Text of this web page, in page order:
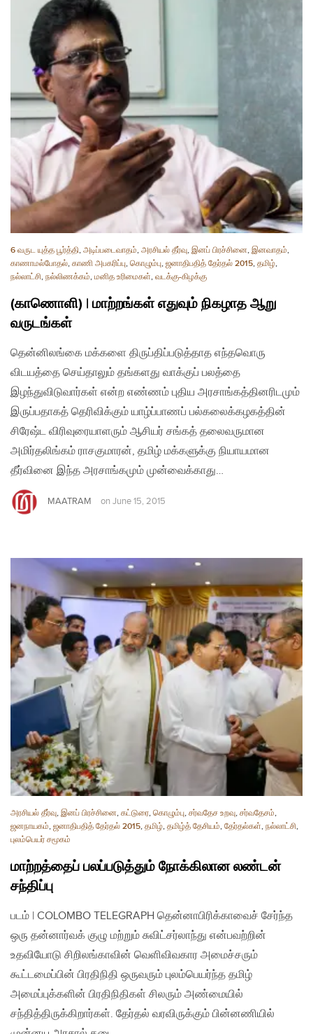
6 வருட யுத்த பூர்த்தி, அடிப்படைவாதம், அரசியல் தீர்வு, இனப் பிரச்சினை, இனவாதம்,
காணாமல்போதல், காணி அபகரிப்பு, கொழும்பு, ஜனாதிபதித் தேர்தல் 2015, தமிழ்,
நல்லாட்சி, நல்லிணக்கம், மனித உரிமைகள், வடக்கு-கிழக்கு
(காணொளி) | மாற்றங்கள் எதுவும் நிகழாத ஆறு
வருடங்கள்
தென்னிலங்கை மக்களை திருப்திப்படுத்தாத எந்தவொரு
விடயத்தை செய்தாலும் தங்களது வாக்குப் பலத்தை
இழந்துவிடுவார்கள் என்ற எண்ணம் புதிய அரசாங்கத்தினரிடமும்
இருப்பதாகத் தெரிவிக்கும் யாழ்ப்பாணப் பல்கலைக்கழகத்தின்
சிரேஷ்ட விரிவுரையாளரும் ஆசியர் சங்கத் தலைவருமான
அமிர்தலிங்கம் ராசகுமாரன், தமிழ் மக்களுக்கு நியாயமான
தீர்வினை இந்த அரசாங்கமும் முன்வைக்காது…
MAATRAM on June 15, 2015
அரசியல் தீர்வு, இனப் பிரச்சினை, கட்டுரை, கொழும்பு, சர்வதேச உறவு, சர்வதேசம்,
ஜனநாயகம், ஜனாதிபதித் தேர்தல் 2015, தமிழ், தமிழ்த் தேசியம், தேர்தல்கள், நல்லாட்சி,
புலம்பெயர் சமூகம்
மாற்றத்தைப் பலப்படுத்தும் நோக்கிலான லண்டன்
சந்திப்பு
படம் | COLOMBO TELEGRAPH தென்னாபிரிக்காவைச் சேர்ந்த
ஒரு தன்னார்வக் குழு மற்றும் சுவிட்சர்லாந்து என்பவற்றின்
உதவியோடு சிறிலங்காவின் வெளிவிவகார அமைச்சரும்
கூட்டமைப்பின் பிரதிநிதி ஒருவரும் புலம்பெயர்ந்த தமிழ்
அமைப்புக்களின் பிரதிநிதிகள் சிலரும் அண்மையில்
சந்தித்திருக்கிறார்கள். தேர்தல் வரவிருக்கும் பின்னணியில்